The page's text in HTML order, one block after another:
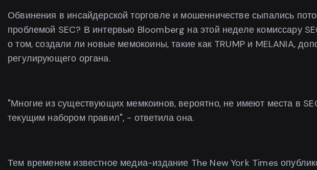
Обвинения в инсайдерской торговле и мошенничестве сыпались
проблемой SEC? В интервью Bloomberg на этой неделе комиссару
о том, создали ли новые мемокоины, такие как TRUMP и MELANIA,
регулирующего органа.
"Многие из существующих мемкоинов, вероятно, не имеют места в
текущим набором правил", - ответила она.
Тем временем известное медиа-издание The New York Times